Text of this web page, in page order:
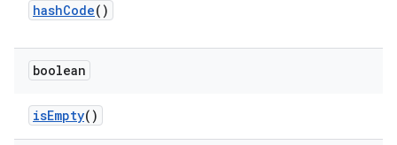
hashCode()
boolean
isEmpty()